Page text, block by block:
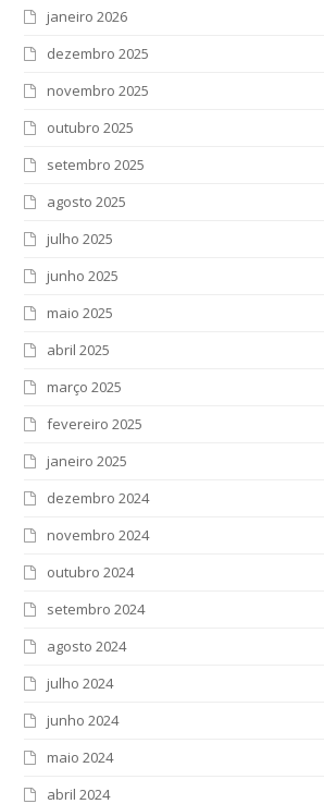
janeiro 2026
dezembro 2025
novembro 2025
outubro 2025
setembro 2025
agosto 2025
julho 2025
junho 2025
maio 2025
abril 2025
março 2025
fevereiro 2025
janeiro 2025
dezembro 2024
novembro 2024
outubro 2024
setembro 2024
agosto 2024
julho 2024
junho 2024
maio 2024
abril 2024